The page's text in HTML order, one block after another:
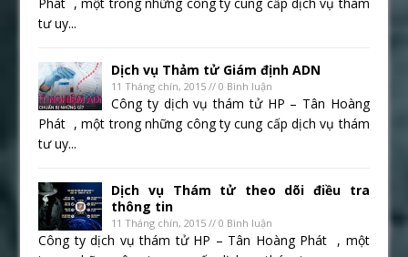
Phát , một trong những công ty cung cấp dịch vụ thám
tư uy...
Dịch vụ Thảm tử Giám định ADN
11 Tháng chín, 2015 // 0 Bình luận
Công ty dịch vụ thám tử HP – Tân Hoàng
Phát , một trong những công ty cung cấp dịch vụ thám
tư uy...
Dịch vụ Thám tử theo dõi điều tra
thông tin
11 Tháng chín, 2015 // 0 Bình luận
Công ty dịch vụ thám tử HP – Tân Hoàng Phát , một